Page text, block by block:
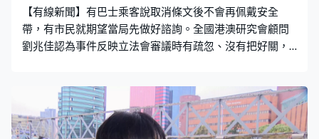
【有線新聞】有巴士乘客說取消條文後不會再佩戴安全
帶，有市民就期望當局先做好諮詢。全國港澳研究會顧問
劉兆佳認為事件反映立法會審議時有疏忽、沒有把好關，
文。王先生：「沒有條例當然就不會戴。（之後一程會否
仍佩戴？）照常先佩戴，先保障自己銀包。怕罰錢才會下
意識戴安全帶，而不是為了安全，我覺得整個問題即使怎